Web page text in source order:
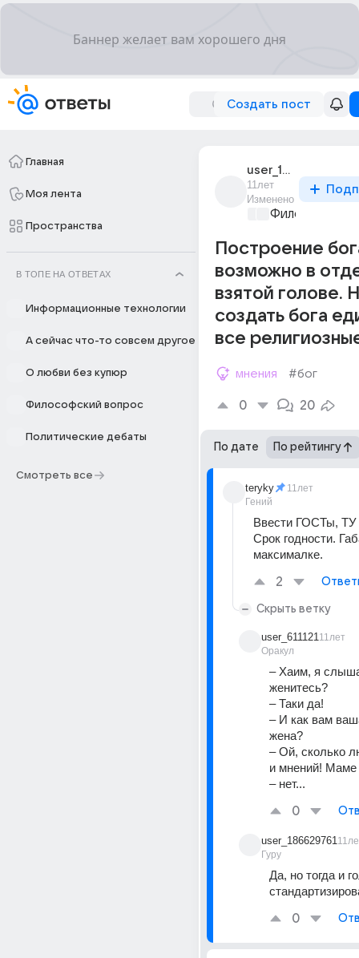
Создать пост
Главная
Моя лента
Пространства
В ТОПЕ НА ОТВЕТАХ
Информационные технологии
А сейчас что-то совсем другое
О любви без купюр
Философский вопрос
Политические дебаты
Смотреть все
user_186629761
11лет
Изменено
Философский
Построение
возможно в
взятой голове.
создать бога
все
мнения #бог
0 20
По дате По рейтингу
teryky
Гений
11лет
Ввести ГОСТы, ТУ
Срок годности.
максималке.
2
Скрыть ветку
user_611121
Оракул
11лет
– Хаим, я
женитесь?
– Таки да!
– И как вам
жена?
– Ой, сколько
и мнений! Маме
– нет...
0
user_186629761
Гуру
Да, но тогда и
0